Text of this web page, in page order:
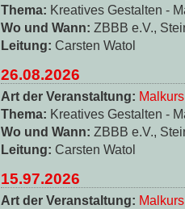
Thema: Kreatives Gestalten -
Wo und Wann: ZBBB e.V.,
Leitung: Carsten Watol
26.08.2026
Art der Veranstaltung: Malkurs
Thema: Kreatives Gestalten -
Wo und Wann: ZBBB e.V.,
Leitung: Carsten Watol
15.97.2026
Art der Veranstaltung: Malkurs